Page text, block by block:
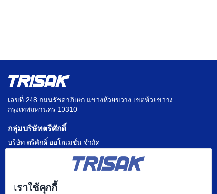
เลขที่ 248 ถนนรัชดาภิเษก แขวงห้วยขวาง เขตห้วยขวาง
กรุงเทพมหานคร 10310
กลุ่มบริษัทตรีศักดิ์
บริษัท ตรีศักดิ์ ออโตเมชั่น จำกัด
บริษัท แฟคตอรี่ ออโตเมชั่น เซ็นเตอร์ จำกัด
บริษัท ไฮทรอน-ตรีศักดิ์ จำกัด
เราใช้คุกกี้